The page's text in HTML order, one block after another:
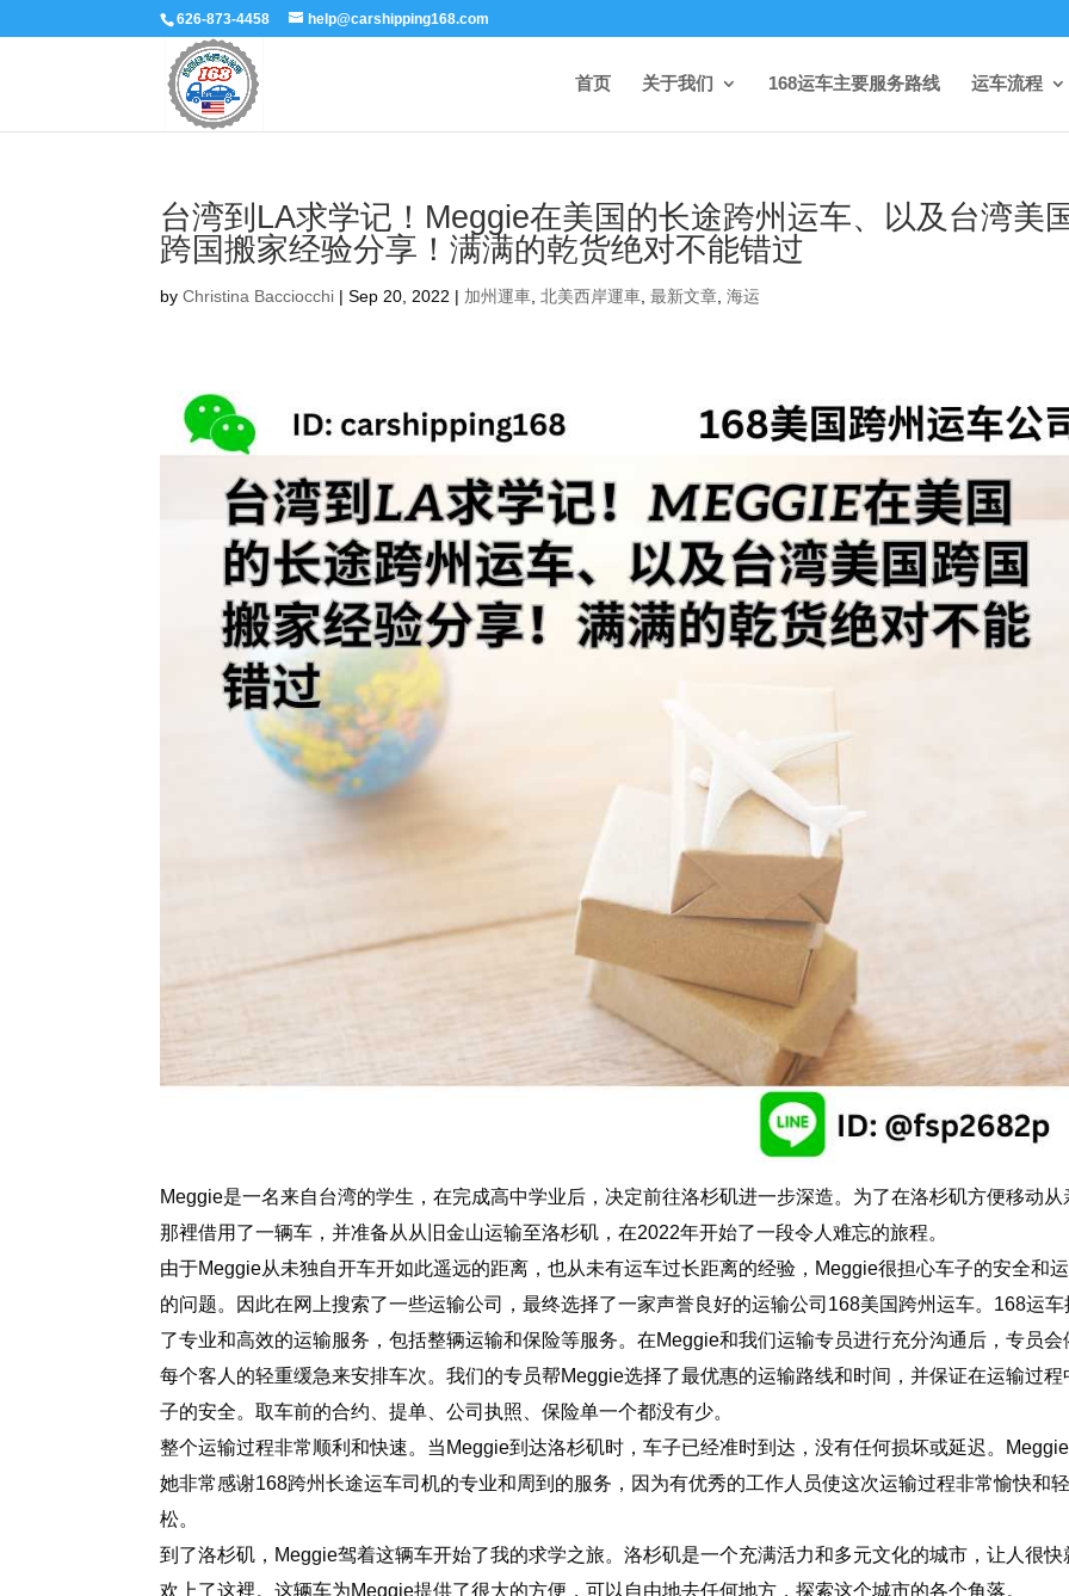
626-873-4458 help@carshipping168.com
首页 关于我们 168运车主要服务路线 运车流程
台湾到LA求学记！Meggie在美国的长途跨州运车、以及台湾美
跨国搬家经验分享！满满的乾货绝对不能错过
byChristina Bacciocchi |Sep 20, 2022 | 加州運車 ,北美西岸運車 ,最新文章 ,海运
Meggie是一名来自台湾的学生，在完成高中学业后，决定前往洛杉矶进一步深造。为了在洛杉矶方便移动从
那裡借用了一辆车，并准备从从旧金山运输至洛杉矶，在2022年开始了一段令人难忘的旅程。
由于Meggie从未独自开车开如此遥远的距离，也从未有运车过长距离的经验，Meggie很担心车子的安全和
的问题。因此在网上搜索了一些运输公司，最终选择了一家声誉良好的运输公司168美国跨州运车。168运车
了专业和高效的运输服务，包括整辆运输和保险等服务。在Meggie和我们运输专员进行充分沟通后，专员会
每个客人的轻重缓急来安排车次。我们的专员帮Meggie选择了最优惠的运输路线和时间，并保证在运输过程
子的安全。取车前的合约、提单、公司执照、保险单一个都没有少。
整个运输过程非常顺利和快速。当Meggie到达洛杉矶时，车子已经准时到达，没有任何损坏或延迟。
她非常感谢168跨州长途运车司机的专业和周到的服务，因为有优秀的工作人员使这次运输过程非常愉快和
松。
到了洛杉矶，Meggie驾着这辆车开始了我的求学之旅。洛杉矶是一个充满活力和多元文化的城市，让人很快
欢上了这裡。这辆车为Meggie提供了很大的方便，可以自由地去任何地方，探索这个城市的各个角落。